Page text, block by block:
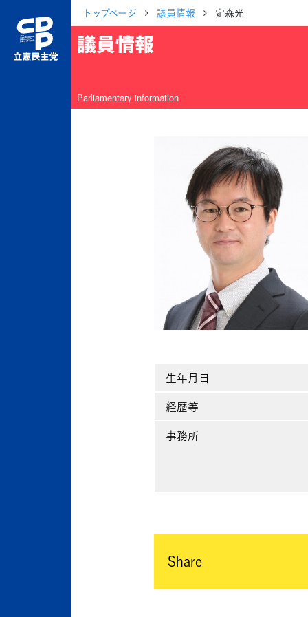
トップページ 議員情報 定森光
議員情報
Parliamentary information
生年月日
経歴等
事務所
Share